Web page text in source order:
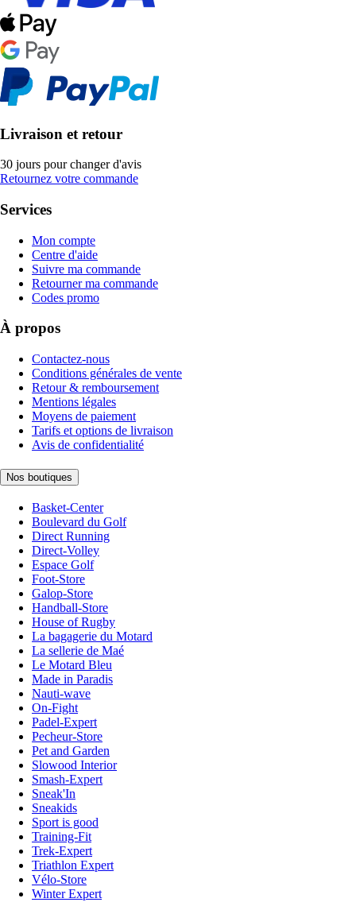
Livraison et retour
30 jours pour changer d'avis
Retournez votre commande
Services
Mon compte
Centre d'aide
Suivre ma commande
Retourner ma commande
Codes promo
À propos
Contactez-nous
Conditions générales de vente
Retour & remboursement
Mentions légales
Moyens de paiement
Tarifs et options de livraison
Avis de confidentialité
Nos boutiques
Basket-Center
Boulevard du Golf
Direct Running
Direct-Volley
Espace Golf
Foot-Store
Galop-Store
Handball-Store
House of Rugby
La bagagerie du Motard
La sellerie de Maé
Le Motard Bleu
Made in Paradis
Nauti-wave
On-Fight
Padel-Expert
Pecheur-Store
Pet and Garden
Slowood Interior
Smash-Expert
Sneak'In
Sneakids
Sport is good
Training-Fit
Trek-Expert
Triathlon Expert
Vélo-Store
Winter Expert